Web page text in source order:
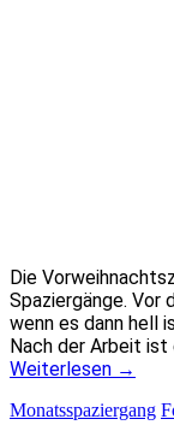
Die
Spaziergänge. Vor
wenn es dann hell
Nach der Arbeit
Weiterlesen →
Monatsspaziergang